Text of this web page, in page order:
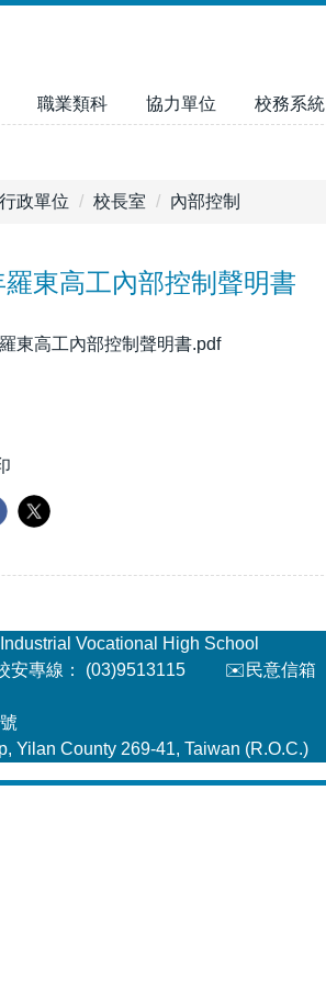
職業類科 協力單位 校務系統
行政單位 校長室 內部控制
羅東高工內部控制聲明書
東高工內部控制聲明書.pdf
Vocational High School
專線： (03)9513115 ✉️民意信箱
Yilan County 269-41, Taiwan (R.O.C.)